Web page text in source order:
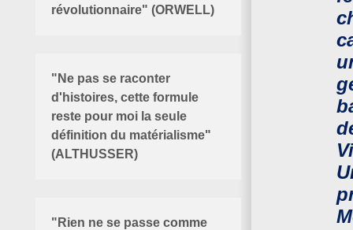
révolutionnaire" (ORWELL)
"Ne pas se raconter
d'histoires, cette formule
reste pour moi la seule
définition du matérialisme"
(ALTHUSSER)
"Rien ne se passe comme